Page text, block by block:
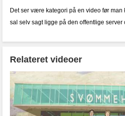
Det ser være kategori på en video før
sal selv sagt ligge på den offentlige server
Relateret videoer